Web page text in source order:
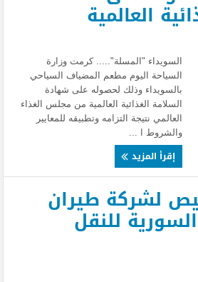
العالمية
السويداء "المسلة"..... كرمت وزارة
السياحة اليوم مطعم المضياف السياحي
بالسويداء وذلك لحصوله على شهادة
السلامة الغذائية العالمية من مجلس الغذاء
العالمي نتيجة التزامه وتطبيقه للمعايير
والشروط ا ...
إقرأ المزيد
لشركة طيران
للنقل